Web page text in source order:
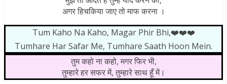
अगर हिचकिया जाए तो माफ करना ।
Tum Kaho Na Kaho, Magar Phir Bhi,❤️❤️❤️
Tumhare Har Safar Me, Tumhare Saath Hoon Mein.
तुम कहो ना कहो, मगर फिर भी,
तुम्हारे हर सफर में, तुम्हारे साथ हूँ में।